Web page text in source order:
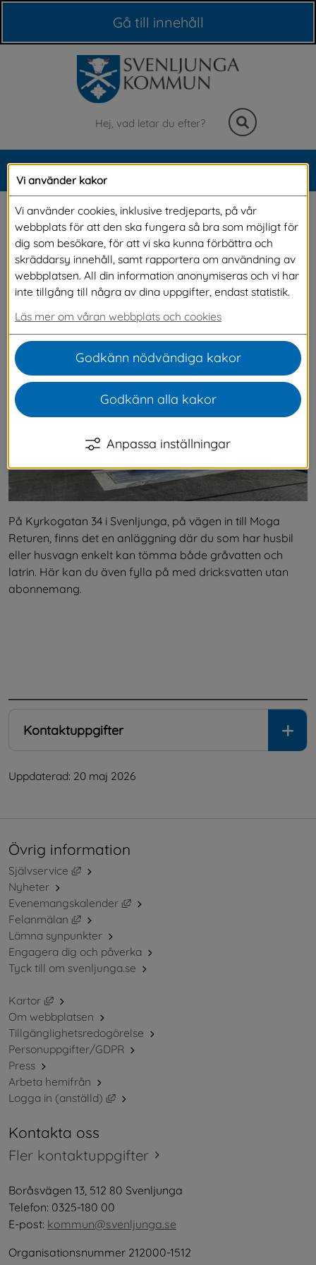
Gå till innehåll
Sök
Meny
Tömningsplats för
husbilar
Vi erbjuder en möjlighet att tömma både
gråvatten och latrin från husbilar och
På Kyrkogatan 34 i Svenljunga, på vägen in till Moga
Returen, finns det en anläggning där du som har husbil
eller husvagn enkelt kan tömma både gråvatten och
latrin. Här kan du även fylla på med dricksvatten utan
abonnemang.
Kontaktuppgifter
Uppdaterad: 20 maj 2026
Övrig information
Självservice
Länk till annan webbplats, öppnas i nytt fönster.
Nyheter
Evenemangskalender
Länk till annan webbplats, öppnas i
Felanmälan
Länk till annan webbplats, öppnas i nytt fönster.
Lämna synpunkter
Engagera dig och påverka
Tyck till om svenljunga.se
Kartor
Länk till annan webbplats, öppnas i nytt fönster.
Om webbplatsen
Tillgänglighetsredogörelse
Personuppgifter/GDPR
Press
Arbeta hemifrån
Logga in (anställd)
Länk till annan webbplats, öppnas i nytt
Kontakta oss
Fler kontaktuppgifter
Boråsvägen 13, 512 80 Svenljunga
Telefon: 0325-180 00
E-post: kommun@svenljunga.se
Organisationsnummer 212000-1512
Vi använder kakor
Vi använder cookies, inklusive tredjeparts, på vår
webbplats för att den ska fungera så bra som möjligt för
dig som besökare, för att vi ska kunna förbättra och
skräddarsy innehåll, samt rapportera om användning av
webbplatsen. All din information anonymiseras och vi har
inte tillgång till några av dina uppgifter, endast statistik.
Läs mer om våran webbplats och cookies
Godkänn nödvändiga kakor
Godkänn alla kakor
Anpassa inställningar